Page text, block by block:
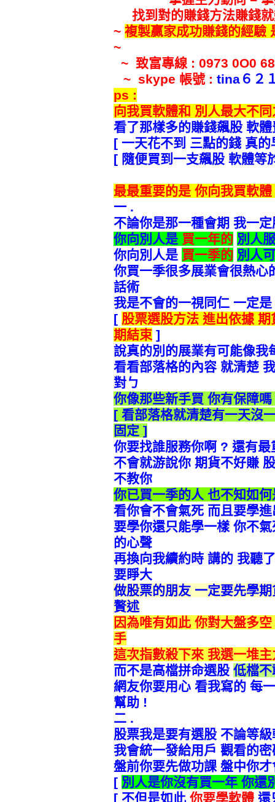
找到對的賺錢方法賺錢
~ 複製贏家成功賺錢的經驗
~
~ 致富專線 : 0973 0O0
~ skype 帳號 : tina ６２
ps :
向我買軟體和 別人最大不
看了那樣多的賺錢飆股 軟
[ 一天花不到 三點的錢 真
[ 隨便買到一支飆股 軟體等
最最重要的是 你向我買軟
一 .
不論你是那一種會期 我一
你向別人是 買一年的 別人
你向別人是 買一季的 別人
你買一季很多展業會很熱心
話術
我是不會的一視同仁 一定
[ 股票選股方法 進出依據
期結束 ]
說真的別的展業有可能像我
看看部落格的內容 就清楚
對ㄅ
你像那些新手買 你有保障
[ 看部落格就清楚有一天沒
固定 ]
你要找誰服務你啊 ? 還有
不會就游說你 期貨不好賺
不教你
你已買一季的人 也不知如
看你會不會氣死 而且要學
要學你還只能學一樣 你不
的心聲
再換向我續約時 講的 我聽
要睜大
做股票的朋友 一定要先學
贅述
因為唯有如此 你對大盤多
手
這次指數殺下來 我選一堆
而不是高檔拼命選股 低檔
網友你要用心 看我寫的 每
幫助 !
二 .
股票我是要有選股 不論等
我會統一發給用戶 觀看的
盤前你要先做功課 盤中你
[ 別人是你沒有買一年 你還
[ 不但是如此 你要學軟體 還